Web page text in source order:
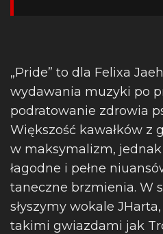
„Pride” to dla Felixa
wydawania muzyki po
podratowanie zdrowia
Większość kawałków z
w maksymalizm, jednak
łagodne i pełne
taneczne brzmienia. W
słyszymy wokale
takimi gwiazdami jak